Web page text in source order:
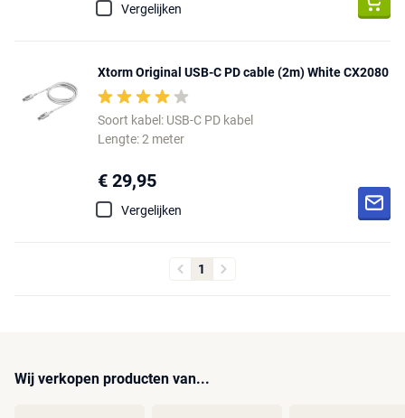
Vergelijken
Xtorm Original USB-C PD cable (2m) White CX2080
Soort kabel: USB-C PD kabel
Lengte: 2 meter
€ 29,95
Vergelijken
1
Wij verkopen producten van...